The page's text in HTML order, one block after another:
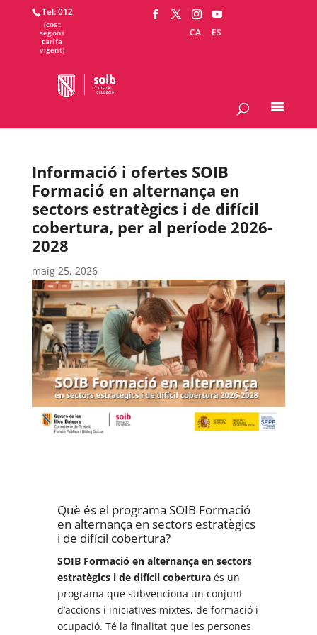
Tel: 012
CA
ES
Informació i ofertes SOIB
Formació en alternança en
sectors estratègics i de difícil
cobertura, per al període 2026-
2028
maig 25, 2026
Què és el programa SOIB Formació
en alternança en sectors estratègics
i de difícil cobertura?
SOIB Formació en alternança en sectors
estratègics i de difícil cobertura és un
programa que subvenciona un conjunt
d’accions i iniciatives mixtes, de formació i
ocupació. Té la finalitat que les persones